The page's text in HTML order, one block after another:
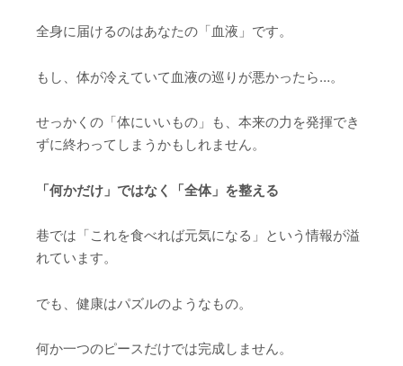
全身に届けるのはあなたの「血液」です。
もし、体が冷えていて血液の巡りが悪かったら…。
せっかくの「体にいいもの」も、本来の力を発揮でき
ずに終わってしまうかもしれません。
「何かだけ」ではなく「全体」を整える
巷では「これを食べれば元気になる」という情報が溢
れています。
でも、健康はパズルのようなもの。
何か一つのピースだけでは完成しません。